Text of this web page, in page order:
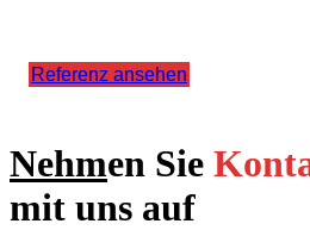
Referenz ansehen
Nehmen Sie
mit uns auf